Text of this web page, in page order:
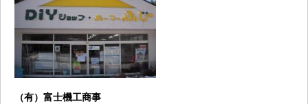
（有）富士機工商事